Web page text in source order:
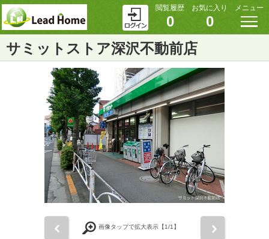
閲覧履歴
0
お気に入り
0
メニュー
サミットストア深沢不動前店
画像タップで拡大表示【1/1】